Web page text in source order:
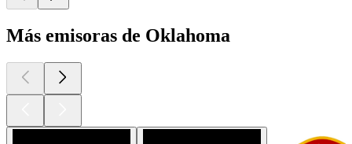
Más emisoras de Oklahoma